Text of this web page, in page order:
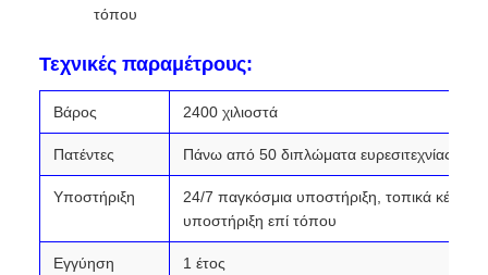
τόπου
Τεχνικές παραμέτρους:
Βάρος 2400 χιλιοστά
Πατέντες Πάνω από 50 διπλώματα ευρεσιτεχνίας
Υποστήριξη
24/7 παγκόσμια υποστήριξη, τοπικά
υποστήριξη επί τόπου
Εγγύηση 1 έτος